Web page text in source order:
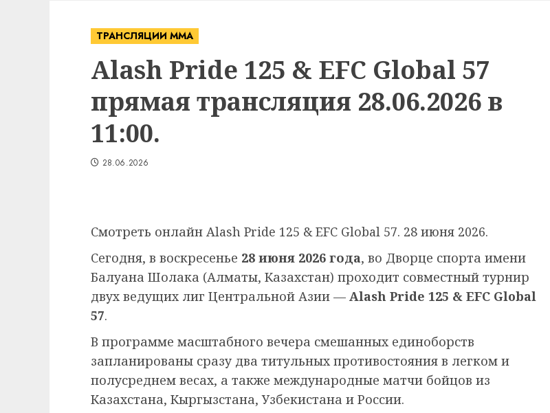
ТРАНСЛЯЦИИ ММА
Alash Pride 125 & EFC Global 57
прямая трансляция 28.06.2026 в
11:00.
28.06.2026
Смотреть онлайн Alash Pride 125 & EFC Global 57. 28 июня 2026.
Сегодня, в воскресенье 28 июня 2026 года, во Дворце спорта имени
Балуана Шолака (Алматы, Казахстан) проходит совместный турнир
двух ведущих лиг Центральной Азии — Alash Pride 125 & EFC Global
57.
В программе масштабного вечера смешанных единоборств
запланированы сразу два титульных противостояния в легком и
полусреднем весах, а также международные матчи бойцов из
Казахстана, Кыргызстана, Узбекистана и России.